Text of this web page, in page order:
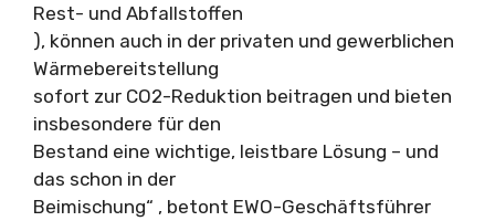
Rest- und Abfallstoffen
), können auch in der privaten und gewerblichen
Wärmebereitstellung
sofort zur CO2-Reduktion beitragen und bieten
insbesondere für den
Bestand eine wichtige, leistbare Lösung – und
das schon in der
Beimischung“ , betont EWO-Geschäftsführer